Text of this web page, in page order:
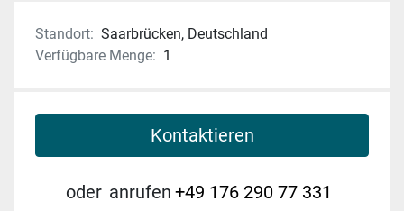
Standort: Saarbrücken, Deutschland
Verfügbare Menge: 1
Kontaktieren
oder anrufen +49 176 290 77 331